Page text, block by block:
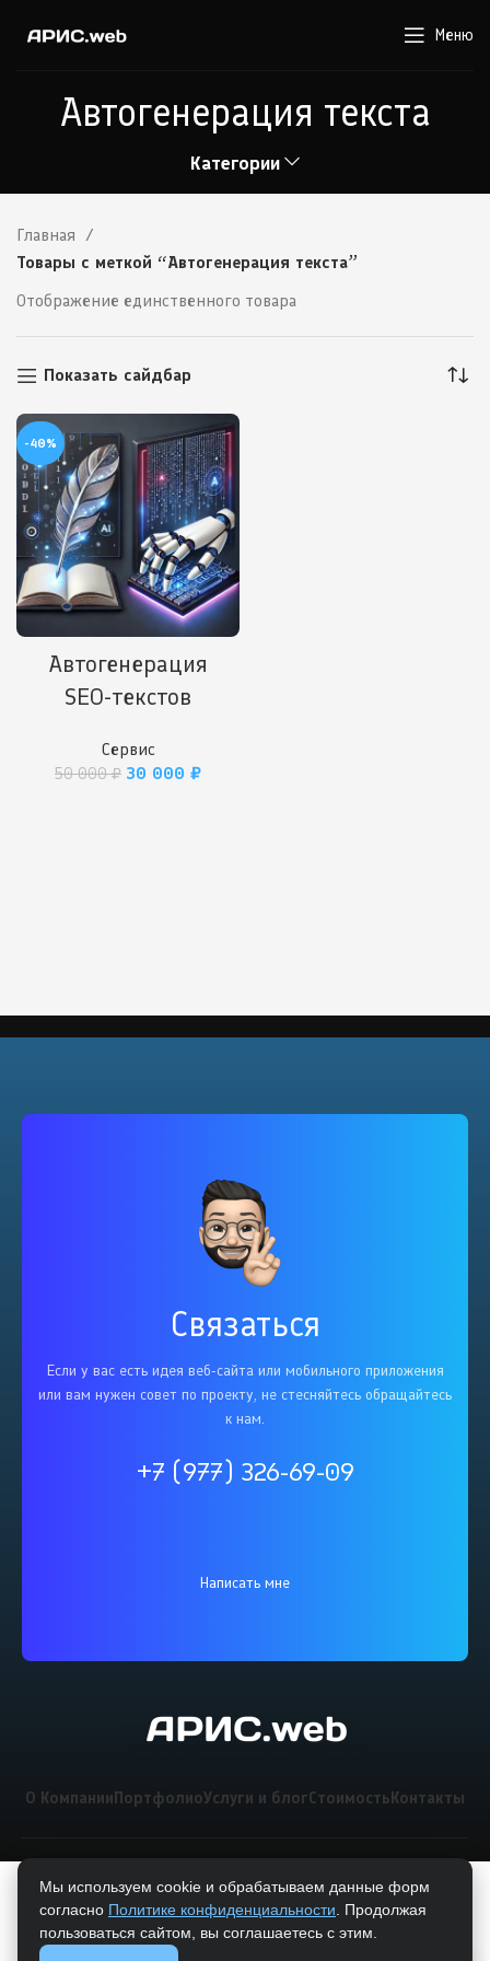
Меню
Автогенерация текста
Категории
Главная
Товары с меткой “Автогенерация текста”
Отображение единственного товара
Показать сайдбар
-40%
Автогенерация
SEO-текстов
Сервис
50 000₽ 30 000 ₽
Связаться
Если у вас есть идея веб-сайта или мобильного приложения
или вам нужен совет по проекту, не стесняйтесь обращайтесь
к нам.
+7 (977) 326-69-09
Написать мне
О КомпанииПортфолиоУслуги и блогСтоимостьКонтакты
Мы используем cookie и обрабатываем данные форм
согласно Политике конфиденциальности . Продолжая
пользоваться сайтом, вы соглашаетесь с этим.